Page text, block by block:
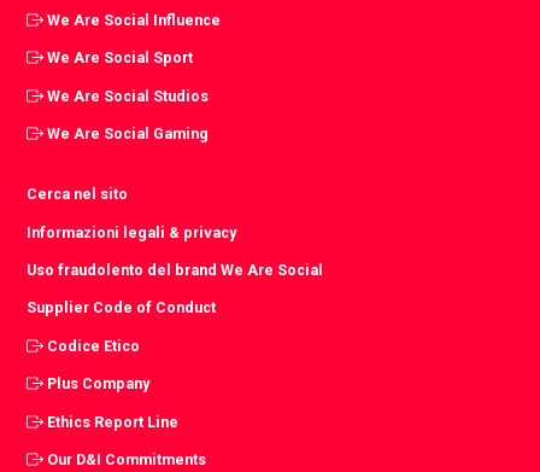
We Are Social Influence
We Are Social Sport
We Are Social Studios
We Are Social Gaming
Cerca nel sito
Informazioni legali & privacy
Uso fraudolento del brand We Are Social
Supplier Code of Conduct
Codice Etico
Plus Company
Ethics Report Line
Our D&I Commitments